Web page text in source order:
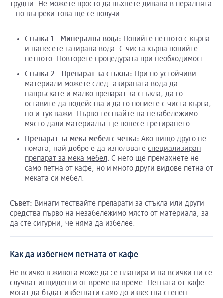
трудни. Не можете просто да пъхнете дивана в пералнята
– но въпреки това ще се получи:
Стъпка 1 - Минерална вода: Попийте петното с кърпа
и нанесете газирана вода. С чиста кърпа попийте
петното. Повторете процедурата при необходимост.
Стъпка 2 - Препарат за стъкла: При по-устойчиви
материали можете след газираната вода да
напръскате и малко препарат за стъкла, да го
оставите да подейства и да го попиете с чиста кърпа,
но и тук важи: Първо тествайте на незабележимо
място дали материалът ще понесе третирането.
Препарат за мека мебел с четка: Ако нищо друго не
помага, най-добре е да използвате специализиран
препарат за мека мебел. С него ще премахнете не
само петна от кафе, но и много други видове петна от
меката си мебел.
Съвет: Винаги тествайте препарати за стъкла или други
средства първо на незабележимо място от материала, за
да сте сигурни, че няма да избелее.
Как да избегнем петната от кафе
Не всичко в живота може да се планира и на всички ни се
случват инциденти от време на време. Петната от кафе
могат да бъдат избегнати само до известна степен.